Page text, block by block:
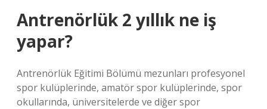
Antrenörlük 2 yıllık ne iş
yapar?
Antrenörlük Eğitimi Bölümü mezunları profesyonel
spor kulüplerinde, amatör spor kulüplerinde, spor
okullarında, üniversitelerde ve diğer spor